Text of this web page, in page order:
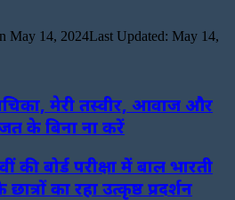
May 14, 2024Last Updated: May 14,
मेरी तस्वीर, आवाज और
के बिना ना करें
की बोर्ड परीक्षा में बाल भारती
का रहा उत्कृष्ठ प्रदर्शन